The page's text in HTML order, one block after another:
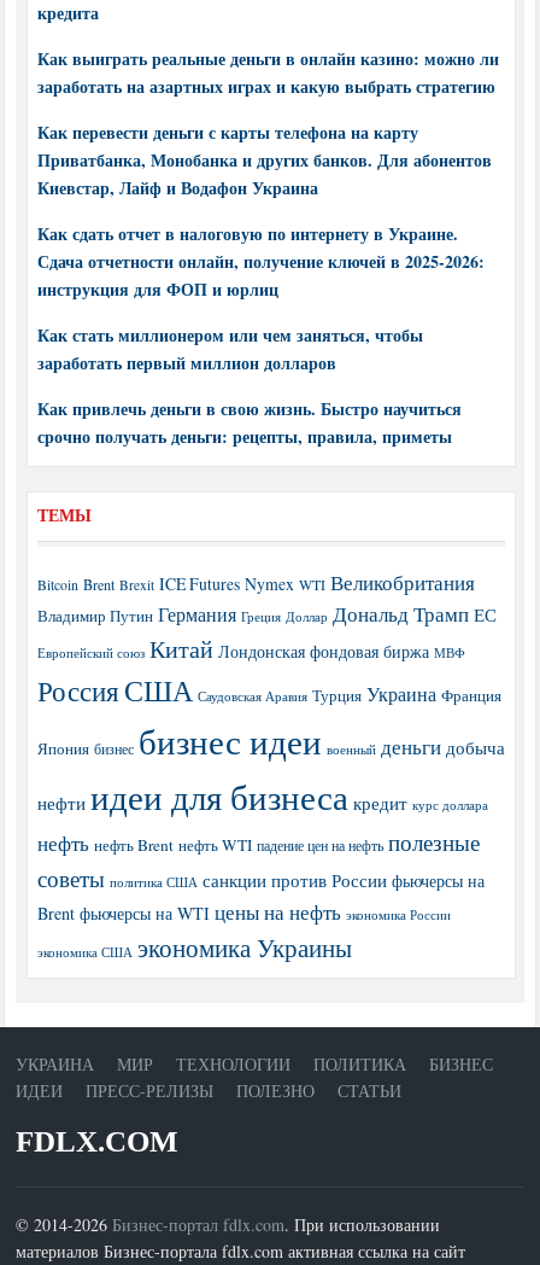
кредита
Как выиграть реальные деньги в онлайн казино: можно ли
заработать на азартных играх и какую выбрать стратегию
Как перевести деньги с карты телефона на карту
Приватбанка, Монобанка и других банков. Для абонентов
Киевстар, Лайф и Водафон Украина
Как сдать отчет в налоговую по интернету в Украине.
Сдача отчетности онлайн, получение ключей в 2025-2026:
инструкция для ФОП и юрлиц
Как стать миллионером или чем заняться, чтобы
заработать первый миллион долларов
Как привлечь деньги в свою жизнь. Быстро научиться
срочно получать деньги: рецепты, правила, приметы
ТЕМЫ
Bitcoin Brent Brexit ICE Futures Nymex WTI Великобритания
Владимир Путин Германия Греция Доллар Дональд Трамп ЕС
Европейский союз Китай Лондонская фондовая биржа МВФ
РоссияСША Саудовская Аравия Турция Украина Франция
Япония бизнес бизнес идеи военный деньги добыча
нефти идеи для бизнеса кредит курс доллара
нефть нефть Brent нефть WTI падение цен на нефть полезные
советы политика США санкции против России фьючерсы на
Brent фьючерсы на WTI цены на нефть экономика России
экономика США экономика Украины
УКРАИНА МИР ТЕХНОЛОГИИ ПОЛИТИКА
БИЗНЕС
ИДЕИ
ПРЕСС-РЕЛИЗЫ ПОЛЕЗНО СТАТЬИ
FDLX.COM
© 2014-2026Бизнес-портал fdlx.com. При использовании
материалов Бизнес-портала fdlx.com активная ссылка на сайт